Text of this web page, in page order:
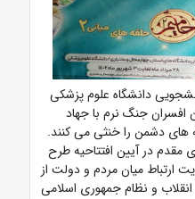
دانشگاه علوم پزشکی
افسران جنگ نرم با جهاد
های دشمن را خنثی می کنند.
مقدم در آیین افتتاحیه طرح
طرح حامیم۲ با تقویت ارتباط میان مردم و دولت از
و نظام جمهوری اسلامی